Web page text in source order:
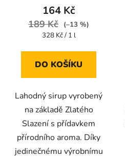
164 Kč
189 Kč
(–13 %)
Měrná
328 Kč / 1 l
DO KOŠÍKU
Lahodný sirup vyrobený
na základě Zlatého
Slazení s přídavkem
přírodního aroma. Díky
jedinečnému výrobnímu